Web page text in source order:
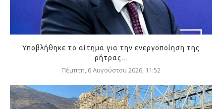
Υποβλήθηκε το αίτημα για την ενεργοποίηση της
ρήτρας...
Πέμπτη, 6 Αυγούστου 2026, 11:52